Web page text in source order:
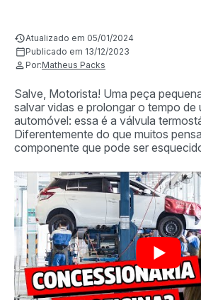
Atualizado em 05/01/2024
Publicado em 13/12/2023
Por:Matheus Packs
Salve, Motorista! Uma peça
salvar vidas e prolongar o tempo de
automóvel: essa é a válvula
Diferentemente do que muitos
componente que pode ser